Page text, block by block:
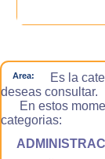
Area:
Es la
deseas consultar.
En estos
categorias: